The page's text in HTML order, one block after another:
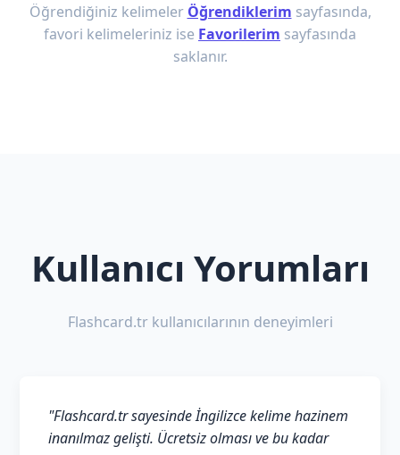
Öğrendiğiniz kelimeler Öğrendiklerim sayfasında,
favori kelimeleriniz ise Favorilerim sayfasında
saklanır.
Kullanıcı Yorumları
Flashcard.tr kullanıcılarının deneyimleri
"Flashcard.tr sayesinde İngilizce kelime hazinem
inanılmaz gelişti. Ücretsiz olması ve bu kadar